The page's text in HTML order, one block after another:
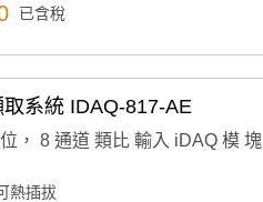
已含稅
系統 IDAQ-817-AE
， 8 通道 類比 輸入 iDAQ 模 塊
熱插拔